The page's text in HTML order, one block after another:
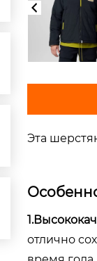
Эта
отлично